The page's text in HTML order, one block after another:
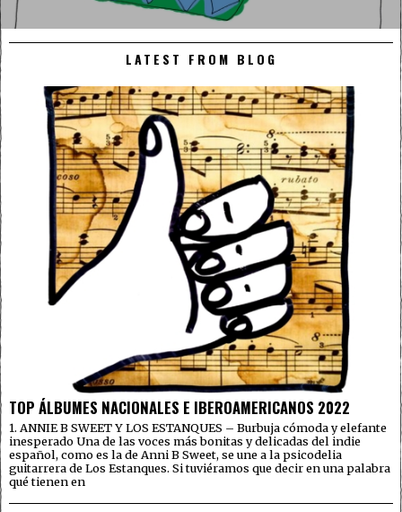
LATEST FROM BLOG
TOP ÁLBUMES NACIONALES E IBEROAMERICANOS 2022
1. ANNIE B SWEET Y LOS ESTANQUES – Burbuja cómoda y elefante
inesperado Una de las voces más bonitas y delicadas del indie
español, como es la de Anni B Sweet, se une a la psicodelia
guitarrera de Los Estanques. Si tuviéramos que decir en una palabra
qué tienen en